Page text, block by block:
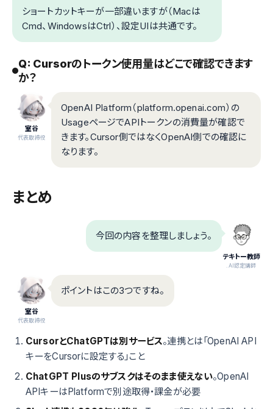
ショートカットキーが一部違いますが（Macは
Cmd、WindowsはCtrl）、設定UIは共通です。
Q: Cursorのトークン使用量はどこで確認できます
か？
室谷
代表取締役
OpenAI Platform（platform.openai.com）の
UsageページでAPIトークンの消費量が確認で
きます。Cursor側ではなくOpenAI側での確認に
なります。
まとめ
テキトー教師
.AI認定講師
今回の内容を整理しましょう。
室谷
代表取締役
ポイントはこの3つですね。
CursorとChatGPTは別サービス。連携とは「OpenAI API
キーをCursorに設定する」こと
ChatGPT Plusのサブスクはそのまま使えない。OpenAI
APIキーはPlatformで別途取得・課金が必要